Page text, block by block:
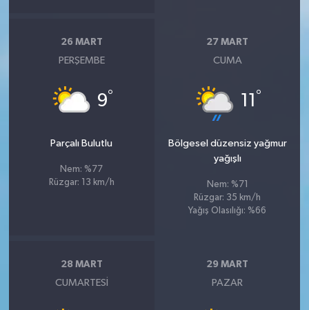
26 MART
PERŞEMBE
9°
Parçalı Bulutlu
Nem: %77
Rüzgar: 13 km/h
27 MART
CUMA
11 °
Bölgesel düzensiz yağmur
yağışlı
Nem: %71
Rüzgar: 35 km/h
Yağış Olasılığı: %66
28 MART
CUMARTESI
29 MART
PAZAR